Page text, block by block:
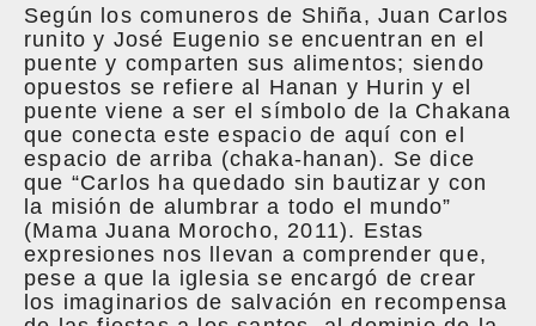
Según los comuneros de Shiña, Juan Carlos
runito y José Eugenio se encuentran en el
puente y comparten sus alimentos; siendo
opuestos se refiere al Hanan y Hurin y el
puente viene a ser el símbolo de la Chakana
que conecta este espacio de aquí con el
espacio de arriba (chaka-hanan). Se dice
que “Carlos ha quedado sin bautizar y con
la misión de alumbrar a todo el mundo”
(Mama Juana Morocho, 2011). Estas
expresiones nos llevan a comprender que,
pese a que la iglesia se encargó de crear
los imaginarios de salvación en recompensa